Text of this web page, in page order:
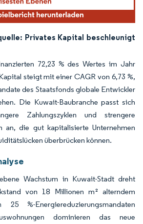
Privates Kapital beschleunigt
72,23 % des Wertes im Jahr
steigt mit einer CAGR von 6,73 %,
des Staatsfonds globale Entwickler
Die Kuwait-Baubranche passt sich
Zahlungszyklen und strengere
an, die gut kapitalisierte Unternehmen
überbrücken können.
Wachstum in Kuwait-Stadt dreht
von 18 Millionen m² alterndem
%-Energiereduzierungsmandaten
dominieren das neue